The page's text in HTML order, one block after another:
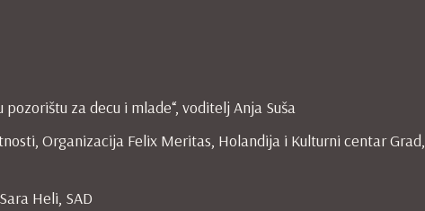
za decu i mlade“, voditelj Anja Suša
Organizacija Felix Meritas, Holandija i Kulturni centar Grad,
Heli, SAD